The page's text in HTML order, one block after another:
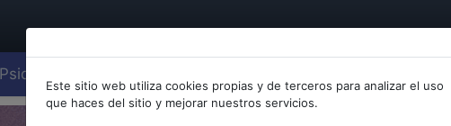
Psiquiatría
Este sitio web utiliza cookies propias y de terceros para analizar el uso
que haces del sitio y mejorar nuestros servicios.